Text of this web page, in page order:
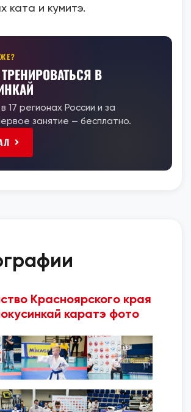
ката и кумитэ.
В
17 регионах России и за
занятие — бесплатно.
Красноярского края
каратэ фото